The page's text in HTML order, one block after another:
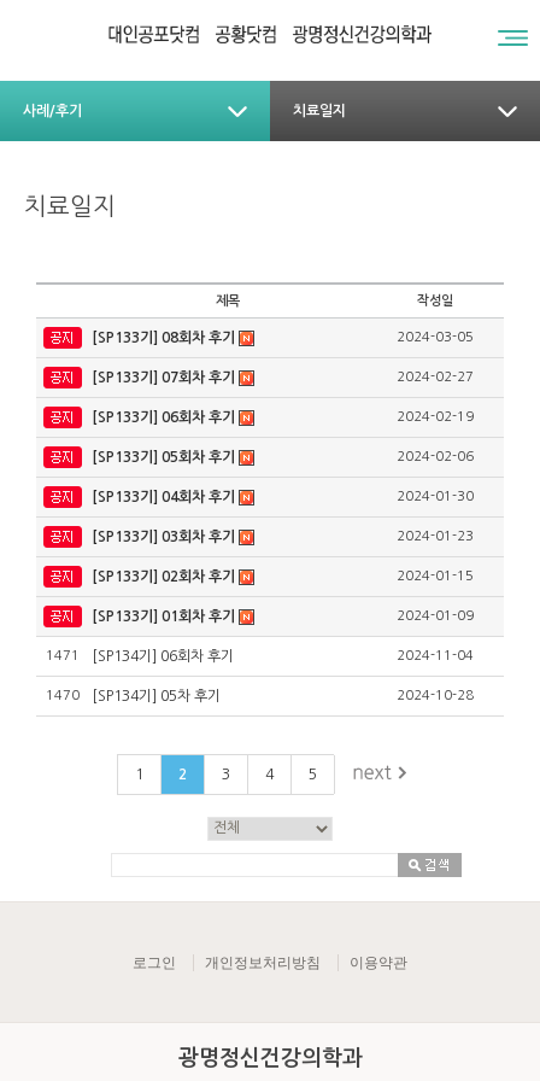
사례/후기 치료일지
치료일지
제목 작성일
[SP133기] 08회차 후기 2024-03-05
[SP133기] 07회차 후기 2024-02-27
[SP133기] 06회차 후기 2024-02-19
[SP133기] 05회차 후기 2024-02-06
[SP133기] 04회차 후기 2024-01-30
[SP133기] 03회차 후기 2024-01-23
[SP133기] 02회차 후기 2024-01-15
[SP133기] 01회차 후기 2024-01-09
1471 [SP134기] 06회차 후기 2024-11-04
1470 [SP134기] 05차 후기 2024-10-28
1 2 3 4 5
로그인 개인정보처리방침 이용약관
광명정신건강의학과